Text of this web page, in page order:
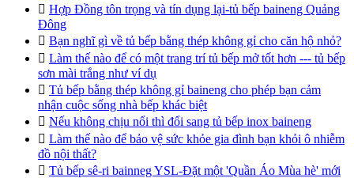
 Hợp Đồng tôn trọng và tín dụng lại-tủ bếp baineng Quảng
Đông
 Bạn nghĩ gì về tủ bếp bằng thép không gỉ cho căn hộ nhỏ?
 Làm thế nào để có một trang trí tủ bếp mở tốt hơn --- tủ bếp
sơn mài trắng như ví dụ
 Tủ bếp bằng thép không gỉ baineng cho phép bạn cảm
nhận cuộc sống nhà bếp khác biệt
 Nếu không chịu nổi thì đổi sang tủ bếp inox baineng
 Làm thế nào để bảo vệ sức khỏe gia đình bạn khỏi ô nhiễm
đồ nội thất?
 Tủ bếp sê-ri bainneg YSL-Đặt một 'Quần Áo Mùa hè' mới